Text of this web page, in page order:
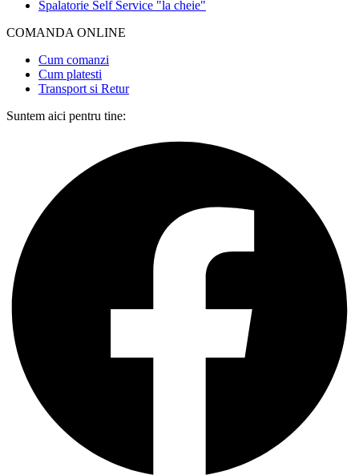
Spalatorie Self Service "la cheie"
COMANDA ONLINE​
Cum comanzi
Cum platesti
Transport si Retur
Suntem aici pentru tine: